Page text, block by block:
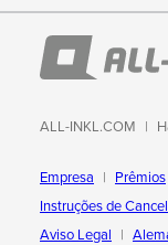
ALL-INKL.COM
Empresa Prêmios
Instruções de
Aviso Legal